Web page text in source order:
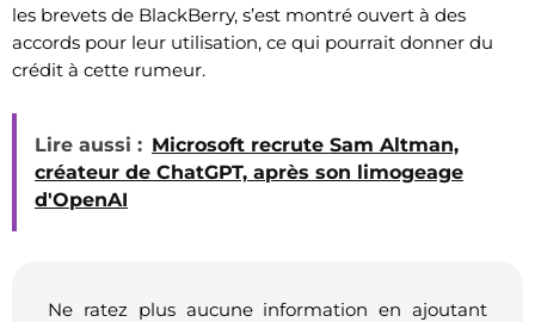
les brevets de BlackBerry, s’est montré ouvert à des
accords pour leur utilisation, ce qui pourrait donner du
crédit à cette rumeur.
Lire aussi : Microsoft recrute Sam Altman,
créateur de ChatGPT, après son limogeage
d'OpenAI
Ne ratez plus aucune information en ajoutant